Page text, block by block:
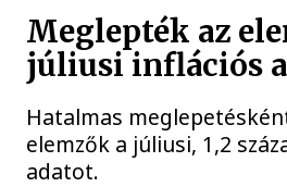
Meglepték az
júliusi inflációs
Hatalmas
elemzők a júliusi, 1,2
adatot.